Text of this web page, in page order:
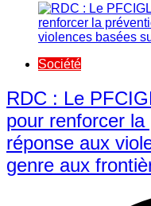
Société
RDC : Le
pour renforcer
réponse aux
genre aux